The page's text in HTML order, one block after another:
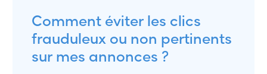
Comment éviter les clics
frauduleux ou non pertinents
sur mes annonces ?